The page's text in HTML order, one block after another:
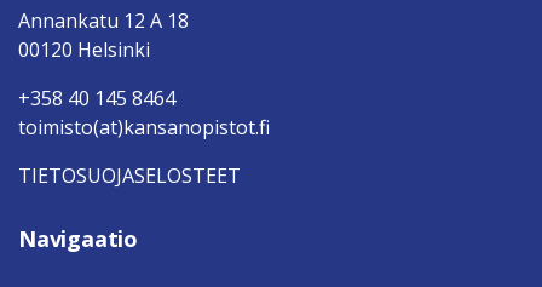
Annankatu 12 A 18
00120 Helsinki
+358 40 145 8464
toimisto(at)kansanopistot.fi
TIETOSUOJASELOSTEET
Navigaatio